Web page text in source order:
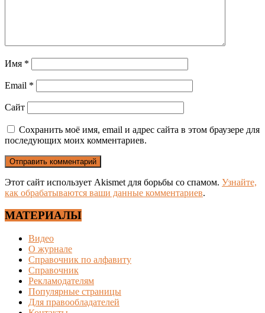
Имя *
Email *
Сайт
Сохранить моё имя, email и адрес сайта в этом браузере для
последующих моих комментариев.
Этот сайт использует Akismet для борьбы со спамом. Узнайте,
как обрабатываются ваши данные комментариев.
МАТЕРИАЛЫ
Видео
О журнале
Справочник по алфавиту
Справочник
Рекламодателям
Популярные страницы
Для правообладателей